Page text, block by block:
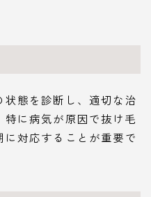
態を診断し、適切な治
に病気が原因で抜け毛
対応することが重要で